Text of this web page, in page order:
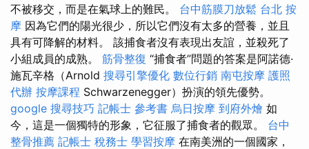
不被移交，而是在氣球上的難民。 台中筋膜刀放鬆 台北 按
摩 因為它們的陽光很少，所以它們沒有太多的營養，並且
具有可降解的材料。 該捕食者沒有表現出友誼，並殺死了
小組成員的成熟。 筋骨整復 “捕食者”問題的答案是阿諾德·
施瓦辛格（Arnold 搜尋引擎優化 數位行銷 南屯按摩 護照
代辦 按摩課程 Schwarzenegger）扮演的領先優勢。
google 搜尋技巧 記帳士 參考書 烏日按摩 到府外燴 如
今，這是一個獨特的形象，它征服了捕食者的觀眾。 台中
整骨推薦 記帳士 稅務士 學習按摩 在南美洲的一個國家，